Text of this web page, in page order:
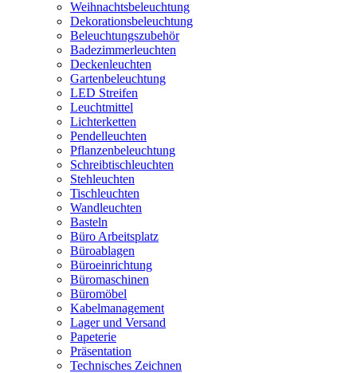
Weihnachtsbeleuchtung
Dekorationsbeleuchtung
Beleuchtungszubehör
Badezimmerleuchten
Deckenleuchten
Gartenbeleuchtung
LED Streifen
Leuchtmittel
Lichterketten
Pendelleuchten
Pflanzenbeleuchtung
Schreibtischleuchten
Stehleuchten
Tischleuchten
Wandleuchten
Basteln
Büro Arbeitsplatz
Büroablagen
Büroeinrichtung
Büromaschinen
Büromöbel
Kabelmanagement
Lager und Versand
Papeterie
Präsentation
Technisches Zeichnen